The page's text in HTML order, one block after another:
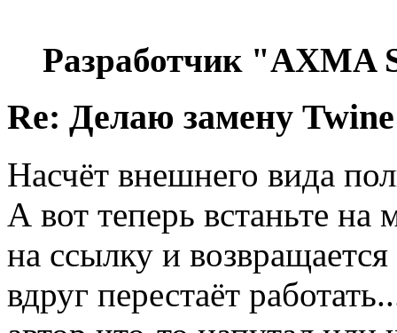
Разработчик "AXMA
Re: Делаю замену
Насчёт внешнего вида
А вот теперь встаньте
на ссылку и
вдруг перестаёт